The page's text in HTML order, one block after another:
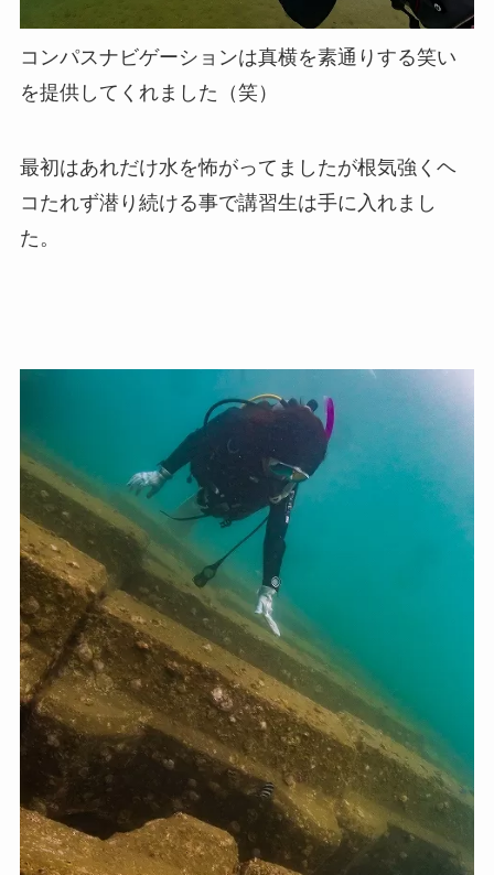
コンパスナビゲーションは真横を素通りする笑い
を提供してくれました（笑）
最初はあれだけ水を怖がってましたが根気強くヘ
コたれず潜り続ける事で講習生は手に入れまし
た。